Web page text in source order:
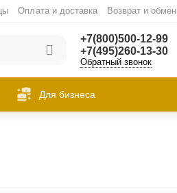
Оплата и доставка Возврат и обмен
+7(800)500-12-99
+7(495)260-13-30
Обратный звонок
Для бизнеса